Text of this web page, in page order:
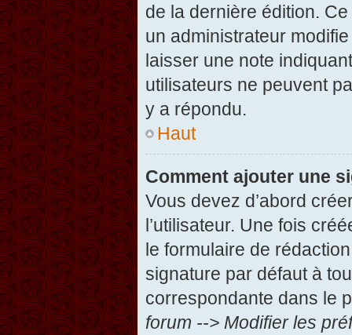
de la dernière édition.
un administrateur
laisser une note
utilisateurs ne peuvent
y a répondu.
Haut
Comment ajouter une
Vous devez d’abord
l’utilisateur. Une fois
le formulaire de
signature par défaut à
correspondante dans le
forum --> Modifier les